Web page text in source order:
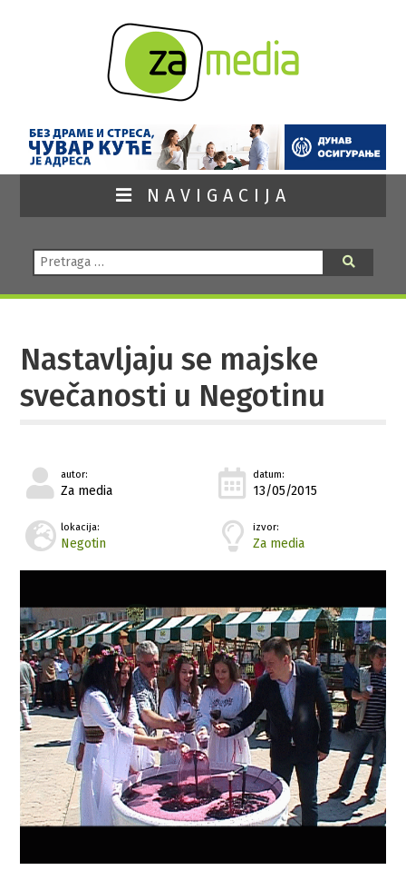
NAVIGACIJA
Pretraga:
Nastavljaju se majske
svečanosti u Negotinu
autor:
Za media
datum:
13/05/2015
lokacija:
Negotin
izvor:
Za media